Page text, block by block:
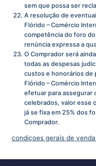
sem que possa ser
A resolução de
Flórido – Comércio
competência do foro do
renúncia expressa a
O Comprador será
todas as despesas
custos e honorários de
Flórido – Comércio
efetuar para assegurar
celebrados, valor esse
já se fixa em 25% dos
Comprador.
condiçoes gerais de